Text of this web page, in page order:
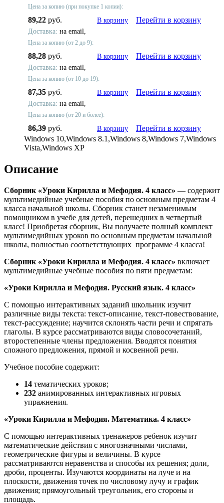
Цена за копию (при покупке 1 копии):
89,22 руб. В корзину Перейти в корзину
Доставка: на email,
Цена за копию (от 2 до 9):
88,28 руб. В корзину Перейти в корзину
Доставка: на email,
Цена за копию (от 10 до 19):
87,35 руб. В корзину Перейти в корзину
Доставка: на email,
Цена за копию (от 20 и более):
86,39 руб. В корзину
Перейти в корзину
Windows 10,Windows 8.1,Windows 8,Windows 7,Windows
Vista,Windows XP
Описание
Сборник «Уроки Кирилла и Мефодия. 4 класс» — содержит
мультимедийные учебные пособия по основным предметам 4
класса начальной школы. Сборник станет незаменимым
помощником в учебе для детей, перешедших в четвертый
класс! Приобретая сборник, Вы получаете полный комплект
мультимедийных уроков по основным предметам начальной
школы, полностью соответствующих программе 4 класса!
Сборник «Уроки Кирилла и Мефодия. 4 класс» включает
мультимедийные учебные пособия по пяти предметам:
«Уроки Кирилла и Мефодия. Русский язык. 4 класс»
С помощью интерактивных заданий школьник изучит
различные виды текста: текст-описание, текст-повествование,
текст-рассуждение; научится склонять части речи и спрягать
глаголы. В курсе рассматриваются виды словосочетаний,
второстепенные члены предложения. Вводятся понятия
сложного предложения, прямой и косвенной речи.
Учебное пособие содержит:
14 тематических уроков;
232 анимированных интерактивных игровых
упражнения.
«Уроки Кирилла и Мефодия. Математика. 4 класс»
С помощью интерактивных тренажеров ребенок изучит
математические действия с многозначными числами,
геометрические фигуры и величины. В курсе
рассматриваются неравенства и способы их решения; доли,
дроби, проценты. Изучаются координаты на луче и на
плоскости, движения точек по числовому лучу и график
движения; прямоугольный треугольник, его стороны и
площадь.